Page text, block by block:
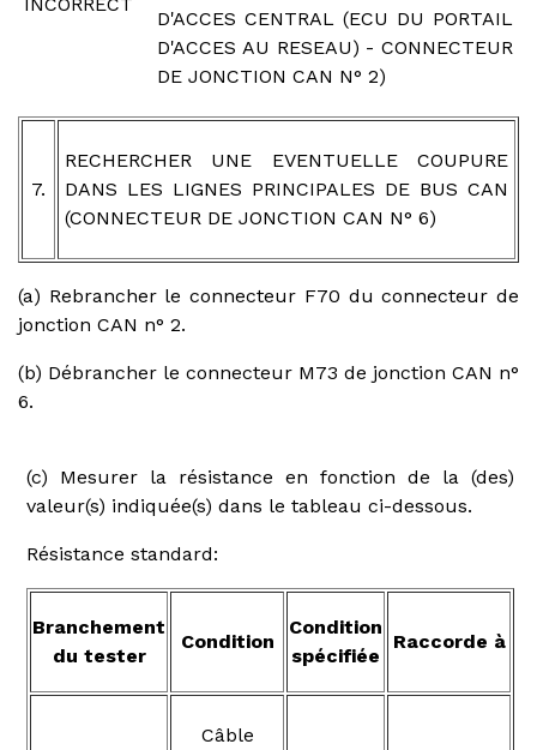
D'ACCES CENTRAL (ECU DU PORTAIL
D'ACCES AU RESEAU) - CONNECTEUR
DE JONCTION CAN N° 2)
7.
RECHERCHER UNE EVENTUELLE COUPURE
DANS LES LIGNES PRINCIPALES DE BUS CAN
(CONNECTEUR DE JONCTION CAN N° 6)
(a) Rebrancher le connecteur F70 du connecteur de
jonction CAN n° 2.
(b) Débrancher le connecteur M73 de jonction CAN n°
6.
(c) Mesurer la résistance en fonction de la (des)
valeur(s) indiquée(s) dans le tableau ci-dessous.
Résistance standard:
Branchement
du tester
Condition
Condition
spécifiée
Raccorde à
Câble